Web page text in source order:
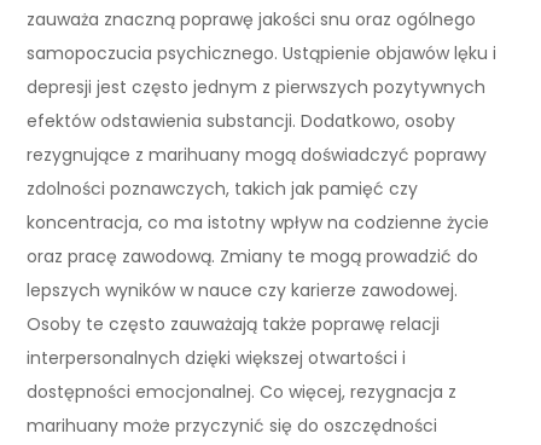
zauważa znaczną poprawę jakości snu oraz ogólnego
samopoczucia psychicznego. Ustąpienie objawów lęku i
depresji jest często jednym z pierwszych pozytywnych
efektów odstawienia substancji. Dodatkowo, osoby
rezygnujące z marihuany mogą doświadczyć poprawy
zdolności poznawczych, takich jak pamięć czy
koncentracja, co ma istotny wpływ na codzienne życie
oraz pracę zawodową. Zmiany te mogą prowadzić do
lepszych wyników w nauce czy karierze zawodowej.
Osoby te często zauważają także poprawę relacji
interpersonalnych dzięki większej otwartości i
dostępności emocjonalnej. Co więcej, rezygnacja z
marihuany może przyczynić się do oszczędności